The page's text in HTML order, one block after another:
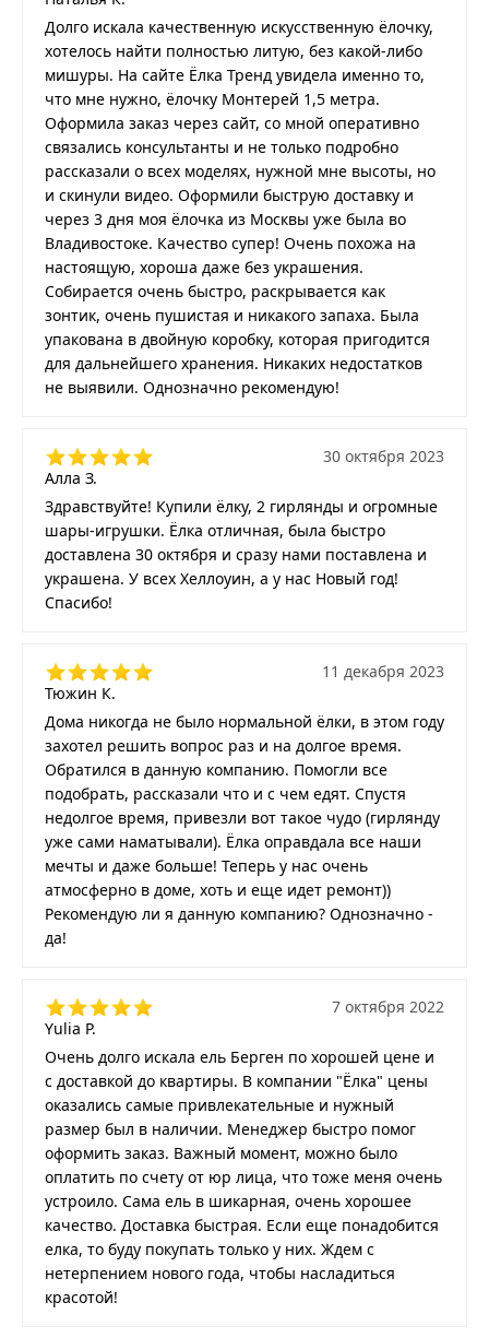
Долго искала качественную искусственную ёлочку,
хотелось найти полностью литую, без какой-либо
мишуры. На сайте Ёлка Тренд увидела именно то,
что мне нужно, ёлочку Монтерей 1,5 метра.
Оформила заказ через сайт, со мной оперативно
связались консультанты и не только подробно
рассказали о всех моделях, нужной мне высоты, но
и скинули видео. Оформили быструю доставку и
через 3 дня моя ёлочка из Москвы уже была во
Владивостоке. Качество супер! Очень похожа на
настоящую, хороша даже без украшения.
Собирается очень быстро, раскрывается как
зонтик, очень пушистая и никакого запаха. Была
упакована в двойную коробку, которая пригодится
для дальнейшего хранения. Никаких недостатков
не выявили. Однозначно рекомендую!
Алла З.
30 октября 2023
Здравствуйте! Купили ёлку, 2 гирлянды и огромные
шары-игрушки. Ёлка отличная, была быстро
доставлена 30 октября и сразу нами поставлена и
украшена. У всех Хеллоуин, а у нас Новый год!
Спасибо!
Тюжин К.
11 декабря 2023
Дома никогда не было нормальной ёлки, в этом году
захотел решить вопрос раз и на долгое время.
Обратился в данную компанию. Помогли все
подобрать, рассказали что и с чем едят. Спустя
недолгое время, привезли вот такое чудо (гирлянду
уже сами наматывали). Ёлка оправдала все наши
мечты и даже больше! Теперь у нас очень
атмосферно в доме, хоть и еще идет ремонт))
Рекомендую ли я данную компанию? Однозначно -
да!
Yulia P.
7 октября 2022
Очень долго искала ель Берген по хорошей цене и
с доставкой до квартиры. В компании "Ёлка" цены
оказались самые привлекательные и нужный
размер был в наличии. Менеджер быстро помог
оформить заказ. Важный момент, можно было
оплатить по счету от юр лица, что тоже меня очень
устроило. Сама ель в шикарная, очень хорошее
качество. Доставка быстрая. Если еще понадобится
елка, то буду покупать только у них. Ждем с
нетерпением нового года, чтобы насладиться
красотой!